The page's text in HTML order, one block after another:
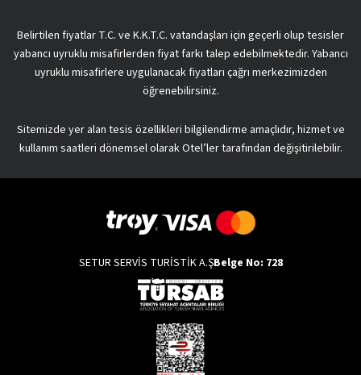
Belirtilen fiyatlar T.C. ve K.K.T.C. vatandaşları için geçerli olup tesisler
yabancı uyruklu misafirlerden fiyat farkı talep edebilmektedir. Yabancı
uyruklu misafirlere uygulanacak fiyatları çağrı merkezimizden
öğrenebilirsiniz.
Sitemizde yer alan tesis özellikleri bilgilendirme amaçlıdır, hizmet ve
kullanım saatleri dönemsel olarak Otel’ler tarafından değişitirilebilir.
SETUR SERVİS TURİSTİK A.ŞBelge No: 728